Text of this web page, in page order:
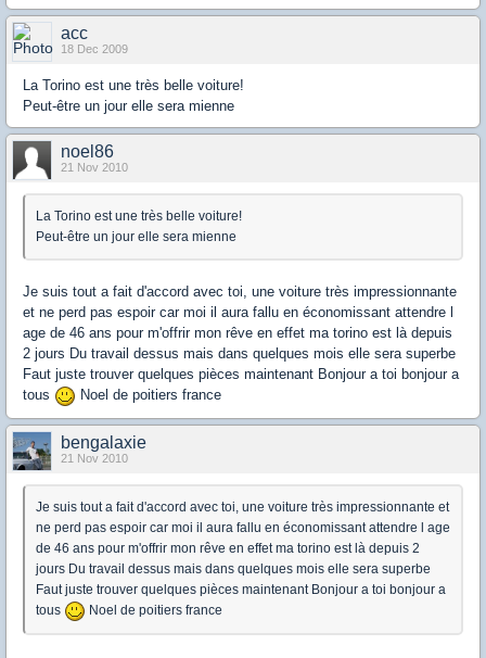
acc
18 Dec 2009
La Torino est une très belle voiture!
Peut-être un jour elle sera mienne
noel86
21 Nov 2010
La Torino est une très belle voiture!
Peut-être un jour elle sera mienne
Je suis tout a fait d'accord avec toi, une voiture très impressionnante
et ne perd pas espoir car moi il aura fallu en économissant attendre l
age de 46 ans pour m'offrir mon rêve en effet ma torino est là depuis
2 jours Du travail dessus mais dans quelques mois elle sera superbe
Faut juste trouver quelques pièces maintenant Bonjour a toi bonjour a
tous
Noel de poitiers france
bengalaxie
21 Nov 2010
Je suis tout a fait d'accord avec toi, une voiture très impressionnante et
ne perd pas espoir car moi il aura fallu en économissant attendre l age
de 46 ans pour m'offrir mon rêve en effet ma torino est là depuis 2
jours Du travail dessus mais dans quelques mois elle sera superbe
Faut juste trouver quelques pièces maintenant Bonjour a toi bonjour a
tous
Noel de poitiers france